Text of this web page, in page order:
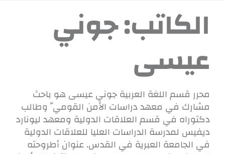
الكاتب:جوني
عيسى
محرر قسم اللغة العربية جوني عيسى هو باحث
مشارك في معهد دراسات الأمن القومي ّ وطالب
دكتوراه في قسم العلاقات الدولية ومعهد ليونارد
ديفيس لمدرسة الدراسات العليا للعلاقات الدولية
في الجامعة العبرية في القدس. عنوان أطروحته